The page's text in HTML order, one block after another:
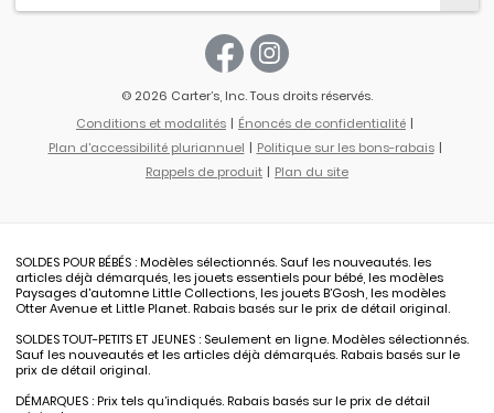
© 2026 Carter’s, Inc. Tous droits réservés.
Conditions et modalités
Énoncés de confidentialité
Plan d'accessibilité pluriannuel
Politique sur les bons-rabais
Rappels de produit
Plan du site
SOLDES POUR BÉBÉS : Modèles sélectionnés. Sauf les nouveautés. les
articles déjà démarqués, les jouets essentiels pour bébé, les modèles
Paysages d'automne Little Collections, les jouets B’Gosh, les modèles
Otter Avenue et Little Planet. Rabais basés sur le prix de détail original.
SOLDES TOUT-PETITS ET JEUNES : Seulement en ligne. Modèles sélectionnés.
Sauf les nouveautés et les articles déjà démarqués. Rabais basés sur le
prix de détail original.
DÉMARQUES : Prix tels qu’indiqués. Rabais basés sur le prix de détail